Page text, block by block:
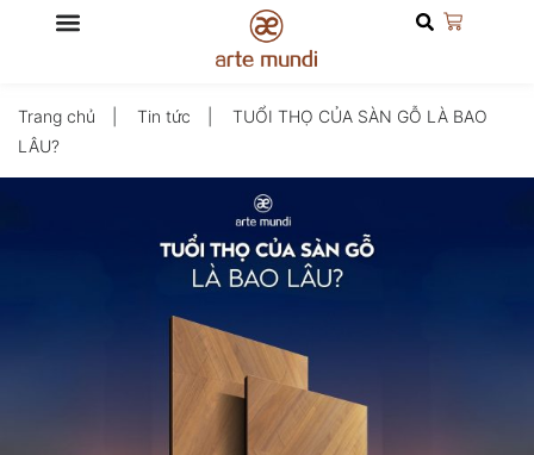
Trang chủ Tin tức
TUỔI THỌ CỦA SÀN GỖ LÀ BAO
LÂU?